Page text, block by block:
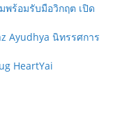
พร้อมรับมือวิกฤต เปิด
Ayudhya นิทรรศการ
HeartYai